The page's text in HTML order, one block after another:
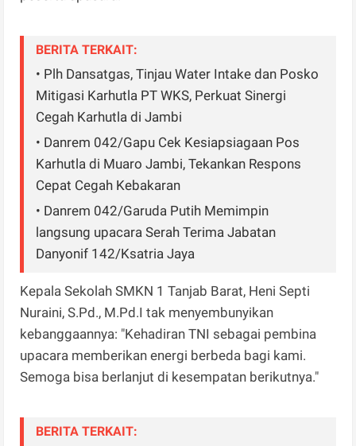
BERITA TERKAIT:
• Plh Dansatgas, Tinjau Water Intake dan Posko
Mitigasi Karhutla PT WKS, Perkuat Sinergi
Cegah Karhutla di Jambi
• Danrem 042/Gapu Cek Kesiapsiagaan Pos
Karhutla di Muaro Jambi, Tekankan Respons
Cepat Cegah Kebakaran
• Danrem 042/Garuda Putih Memimpin
langsung upacara Serah Terima Jabatan
Danyonif 142/Ksatria Jaya
Kepala Sekolah SMKN 1 Tanjab Barat, Heni Septi
Nuraini, S.Pd., M.Pd.I tak menyembunyikan
kebanggaannya: "Kehadiran TNI sebagai pembina
upacara memberikan energi berbeda bagi kami.
Semoga bisa berlanjut di kesempatan berikutnya."
BERITA TERKAIT: